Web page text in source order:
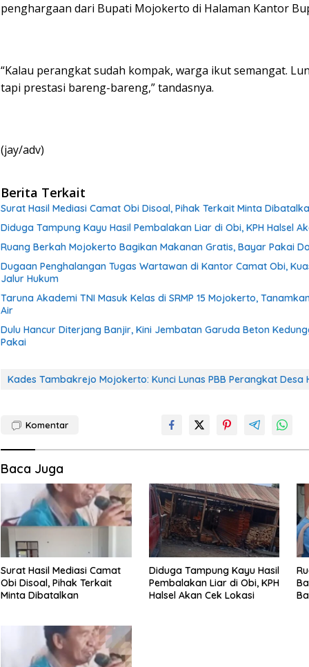
penghargaan dari Bupati Mojokerto di Halaman Kantor
“Kalau perangkat sudah kompak, warga ikut semangat.
tapi prestasi bareng-bareng,” tandasnya.
(jay/adv)
Berita Terkait
Surat Hasil Mediasi Camat Obi Disoal, Pihak Terkait Minta
Diduga Tampung Kayu Hasil Pembalakan Liar di Obi, KPH Halsel
Ruang Berkah Mojokerto Bagikan Makanan Gratis, Bayar Pakai
Dugaan Penghalangan Tugas Wartawan di Kantor Camat Obi,
Jalur Hukum
Taruna Akademi TNI Masuk Kelas di SRMP 15 Mojokerto,
Air
Dulu Hancur Diterjang Banjir, Kini Jembatan Garuda Beton
Pakai
Kades Tambakrejo Mojokerto: Kunci Lunas PBB Perangkat Desa
Komentar
Baca Juga
Surat Hasil Mediasi Camat
Obi Disoal, Pihak Terkait
Minta Dibatalkan
Diduga Tampung Kayu Hasil
Pembalakan Liar di Obi, KPH
Halsel Akan Cek Lokasi